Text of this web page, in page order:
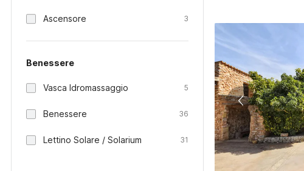
Ascensore 3
Benessere
Vasca Idromassaggio 5
Benessere 36
Lettino Solare / Solarium 31